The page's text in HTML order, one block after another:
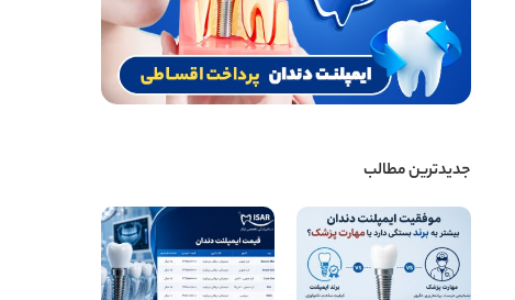
جدیدترین مطالب